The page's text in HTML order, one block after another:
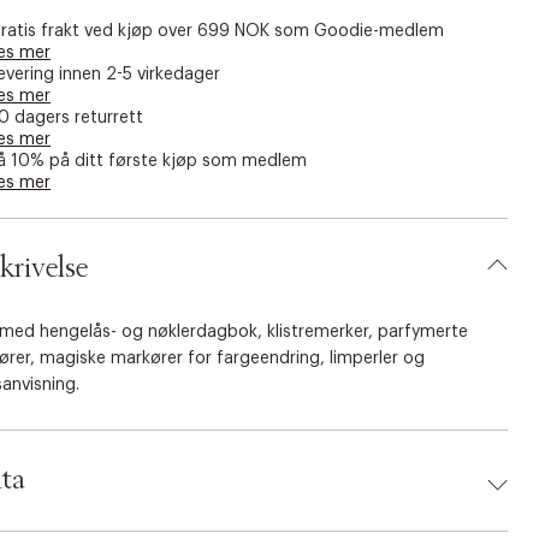
frakt ved kjøp over 699 NOK som Goodie-medlem
mer
innen 2-5 virkedager
mer
dagers returrett
mer
10% på ditt første kjøp som medlem
mer
hengelås- og nøklerdagbok, klistremerker, parfymerte
magiske markører for fargeendring, limperler og